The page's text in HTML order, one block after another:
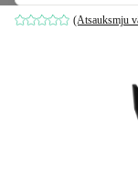
(Atsauksmju